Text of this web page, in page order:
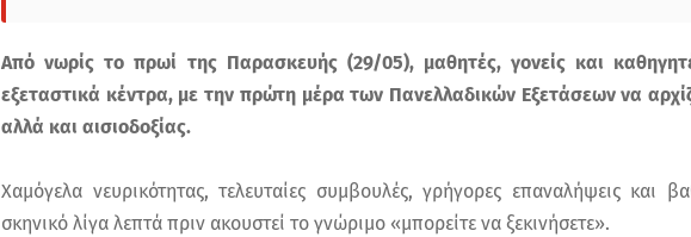
Από νωρίς το πρωί της Παρασκευής (29/05), μαθητές, γονείς και
εξεταστικά κέντρα, με την πρώτη μέρα των Πανελλαδικών Εξετάσεων να
αλλά και αισιοδοξίας.
Χαμόγελα νευρικότητας, τελευταίες συμβουλές, γρήγορες επαναλήψεις και
σκηνικό λίγα λεπτά πριν ακουστεί το γνώριμο «μπορείτε να ξεκινήσετε».